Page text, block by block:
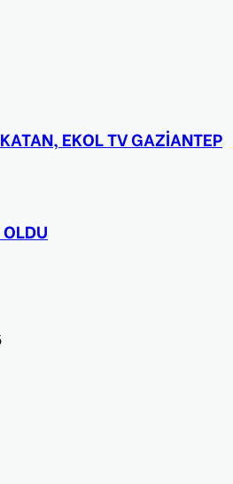
EKOL TV GAZİANTEP